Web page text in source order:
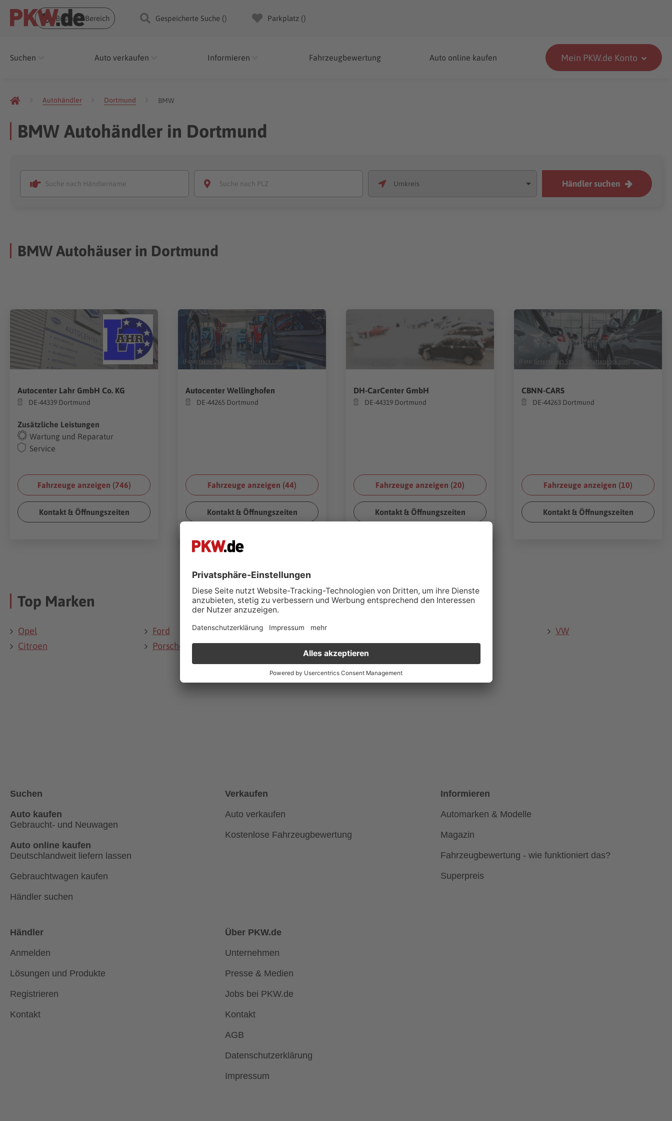
Business Bereich Gespeicherte Suche () Parkplatz ()
Suchen Auto verkaufen Informieren Fahrzeugbewertung Auto online kaufen Mein PKW.de Konto
Autohändler Dortmund BMW
BMW Autohändler in Dortmund
Händler suchen
BMW Autohäuser in Dortmund
Autocenter Lahr GmbH Co. KG
DE-44339 Dortmund
Zusätzliche Leistungen
Wartung und Reparatur
Service
Fahrzeuge anzeigen (746)
Kontakt & Öffnungszeiten
(Foto:Yakov Oskanov Shutterstock.com)
Autocenter Wellinghofen
DE-44265 Dortmund
Fahrzeuge anzeigen (44)
Kontakt & Öffnungszeiten
Shutterstock.com
DH-CarCenter GmbH
DE-44319 Dortmund
Fahrzeuge anzeigen (20)
Kontakt & Öffnungszeiten
(Foto: Greentellect Studio Shutterstock.com
CBNN-CARS
DE-44263 Dortmund
Fahrzeuge anzeigen (10)
Kontakt & Öffnungszeiten
Top Marken
Opel Ford Mercedes-Benz
VW
Citroen
Porsche Seat
Suchen
Auto kaufen
Gebraucht- und Neuwagen
Auto online kaufen
Deutschlandweit liefern lassen
Gebrauchtwagen kaufen
Händler suchen
Verkaufen
Auto verkaufen
Kostenlose Fahrzeugbewertung
Informieren
Automarken & Modelle
Magazin
Fahrzeugbewertung - wie funktioniert das?
Superpreis
Händler
Anmelden
Lösungen und Produkte
Registrieren
Kontakt
Über PKW.de
Unternehmen
Presse & Medien
Jobs bei PKW.de
Kontakt
AGB
Datenschutzerklärung
Impressum